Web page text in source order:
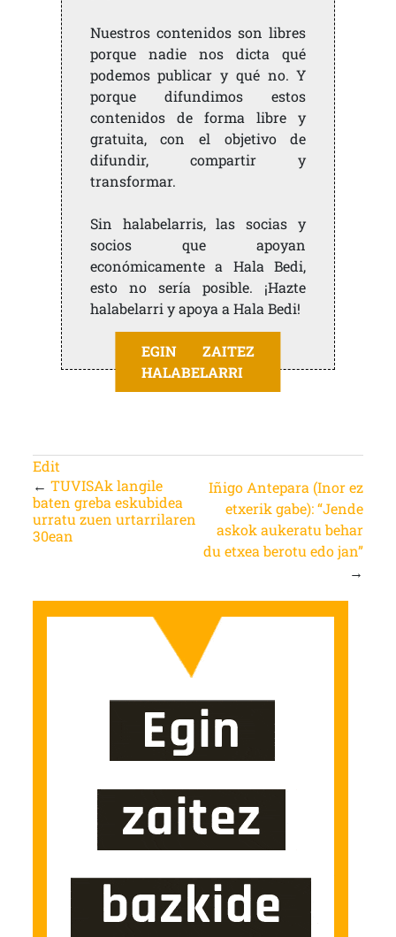
Nuestros contenidos son libres
porque nadie nos dicta qué
podemos publicar y qué no. Y
porque difundimos estos
contenidos de forma libre y
gratuita, con el objetivo de
difundir, compartir y
transformar.
Sin halabelarris, las socias y
socios que apoyan
económicamente a Hala Bedi,
esto no sería posible. ¡Hazte
halabelarri y apoya a Hala Bedi!
EGIN ZAITEZ
HALABELARRI
Edit
← TUVISAk langile
baten greba eskubidea
urratu zuen urtarrilaren
30ean
Iñigo Antepara (Inor ez
etxerik gabe): “Jende
askok aukeratu behar
du etxea berotu edo jan”
→